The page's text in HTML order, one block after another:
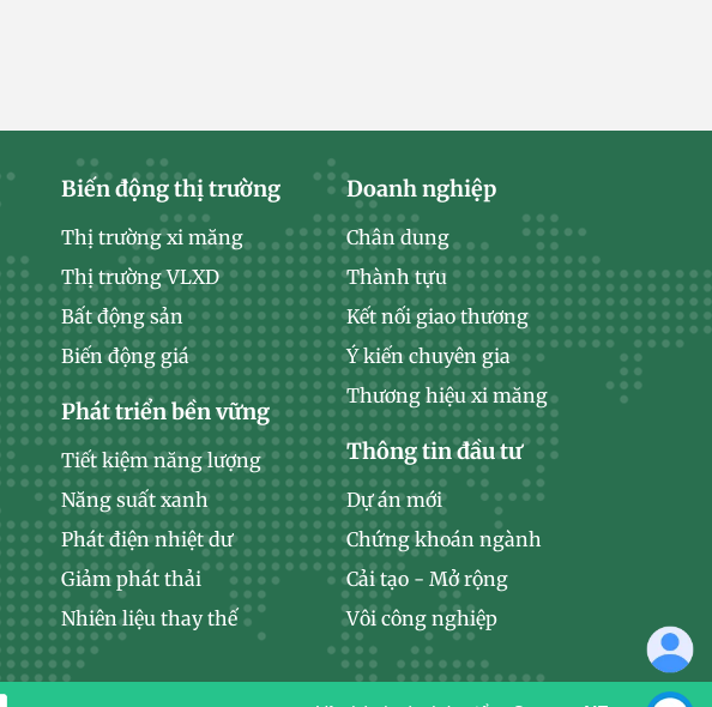
Biến động thị trường
Thị trường xi măng
Thị trường VLXD
Bất động sản
Biến động giá
Phát triển bền vững
Tiết kiệm năng lượng
Năng suất xanh
Phát điện nhiệt dư
Giảm phát thải
Nhiên liệu thay thế
Doanh nghiệp
Chân dung
Thành tựu
Kết nối giao thương
Ý kiến chuyên gia
Thương hiệu xi măng
Thông tin đầu tư
Dự án mới
Chứng khoán ngành
Cải tạo - Mở rộng
Vôi công nghiệp